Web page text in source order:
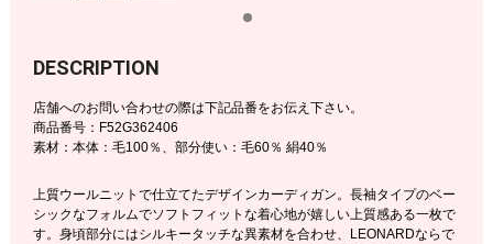
DESCRIPTION
店舗へのお問い合わせの際は下記品番をお伝え下さい。
商品番号：F52G362406
素材：本体：毛100％、部分使い：毛60％ 絹40％
上質ウールニットで仕立てたデザインカーディガン。長袖タイプのベー
シックなフォルムでソフトフィットな着心地が嬉しい上質感ある一枚で
す。身頃部分にはシルキータッチな異素材を合わせ、LEONARDならで